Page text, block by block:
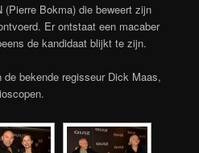
(Pierre Bokma) die beweert zijn
Er ontstaat een macaber
de kandidaat blijkt te zijn.
bekende regisseur Dick Maas,